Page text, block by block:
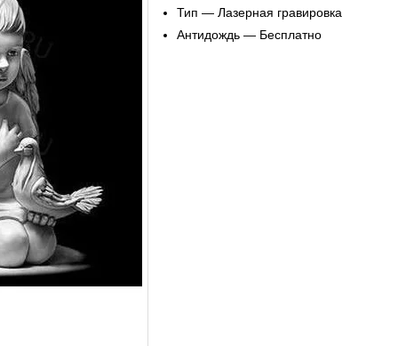
Тип — Лазерная гравировка
Антидождь — Бесплатно